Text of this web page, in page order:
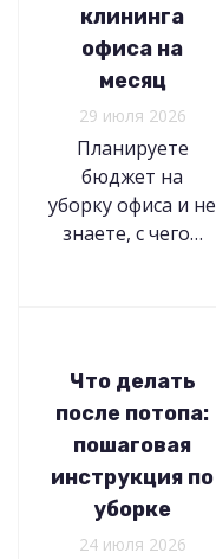
клининга
офиса на
месяц
29 июля 2026
Планируете
бюджет на
уборку офиса и не
знаете, с чего…
Что делать
после потопа:
пошаговая
инструкция по
уборке
24 июля 2026